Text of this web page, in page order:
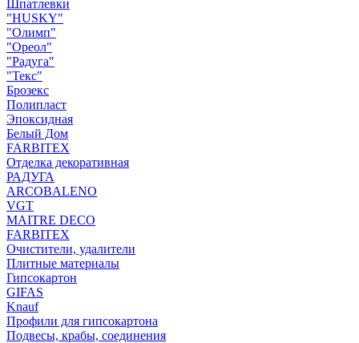
Шпатлевки
"HUSKY"
"Олимп"
"Ореол"
"Радуга"
"Текс"
Брозекс
Полипласт
Эпоксидная
Белый Дом
FARBITEX
Отделка декоративная
РАДУГА
ARCOBALENO
VGT
MAITRE DECO
FARBITEX
Очистители, удалители
Плитные материалы
Гипсокартон
GIFAS
Knauf
Профили для гипсокартона
Подвесы, крабы, соединения